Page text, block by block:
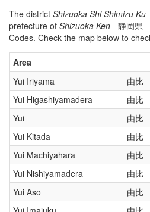
The district Shizuoka Shi Shimizu Ku
prefecture of Shizuoka Ken - 静岡県
Codes. Check the map below to
Area
Yui Iriyama
由比
Yui Higashiyamadera
由比
Yui
由比
Yui Kitada
由比
Yui Machiyahara
由比
Yui Nishiyamadera
由比
Yui Aso
由比